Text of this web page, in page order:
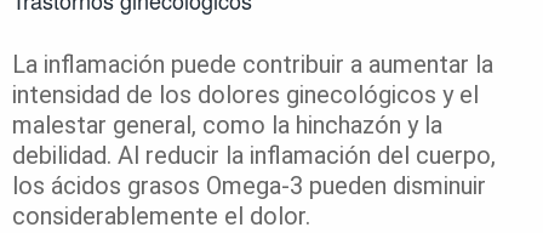
La inflamación puede contribuir a aumentar la
intensidad de los dolores ginecológicos y el
malestar general, como la hinchazón y la
debilidad. Al reducir la inflamación del cuerpo,
los ácidos grasos Omega-3 pueden disminuir
considerablemente el dolor.